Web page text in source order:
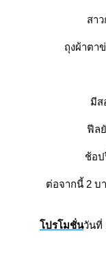
สา
ถุงผ้าตา
มีส
ฟีล
ช้อป
ต่อจากนี้ 2 บ
ปรโมชั่นวันที่